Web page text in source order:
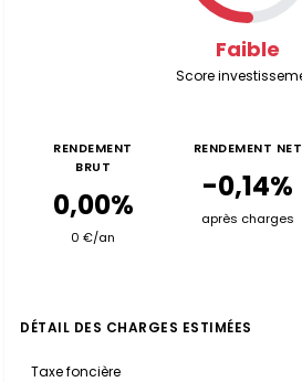
Faible
Score
RENDEMENT
BRUT
0,00%
0 €/an
RENDEMENT NET
-0,14%
après charges
DÉTAIL DES CHARGES ESTIMÉES
Taxe foncière